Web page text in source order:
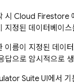
시 Cloud Firestore
지정된 데이터베이
이름이 지정된 데이
답으로 암시적으로
Suite UI에서